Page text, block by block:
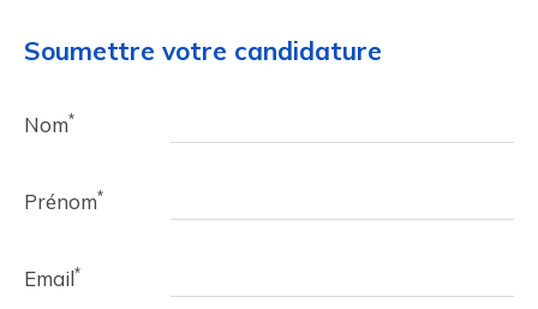
Soumettre votre candidature
Nom*
Prénom*
Email*